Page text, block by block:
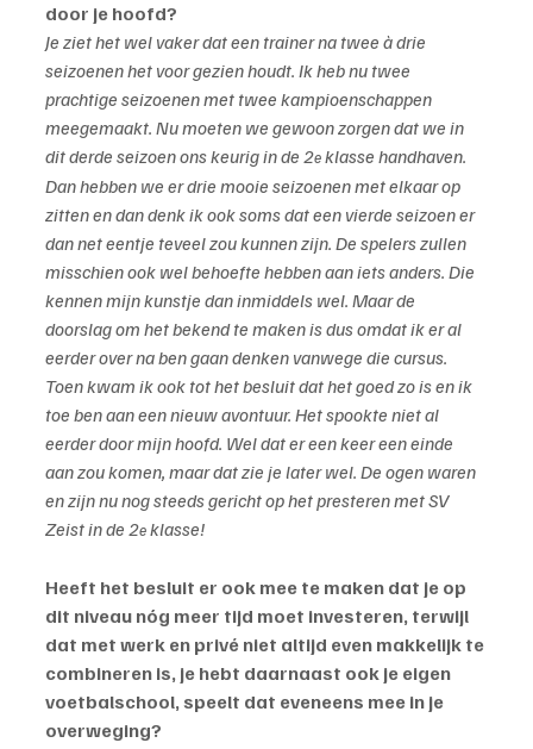
door je hoofd?
Je ziet het wel vaker dat een trainer na twee à drie
seizoenen het voor gezien houdt. Ik heb nu twee
prachtige seizoenen met twee kampioenschappen
meegemaakt. Nu moeten we gewoon zorgen dat we in
dit derde seizoen ons keurig in de 2e klasse handhaven.
Dan hebben we er drie mooie seizoenen met elkaar op
zitten en dan denk ik ook soms dat een vierde seizoen er
dan net eentje teveel zou kunnen zijn. De spelers zullen
misschien ook wel behoefte hebben aan iets anders. Die
kennen mijn kunstje dan inmiddels wel. Maar de
doorslag om het bekend te maken is dus omdat ik er al
eerder over na ben gaan denken vanwege die cursus.
Toen kwam ik ook tot het besluit dat het goed zo is en ik
toe ben aan een nieuw avontuur. Het spookte niet al
eerder door mijn hoofd. Wel dat er een keer een einde
aan zou komen, maar dat zie je later wel. De ogen waren
en zijn nu nog steeds gericht op het presteren met SV
Zeist in de 2e klasse!
Heeft het besluit er ook mee te maken dat je op
dit niveau nóg meer tijd moet investeren, terwijl
dat met werk en privé niet altijd even makkelijk te
combineren is, je hebt daarnaast ook je eigen
voetbalschool, speelt dat eveneens mee in je
overweging?